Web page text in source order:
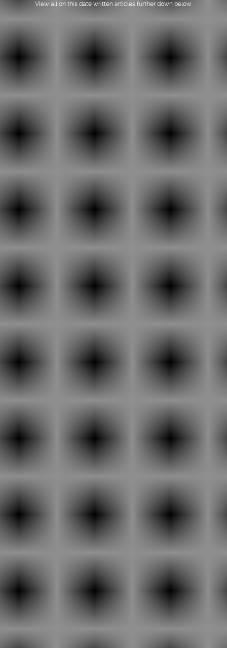
View all on this date written articles further down below.